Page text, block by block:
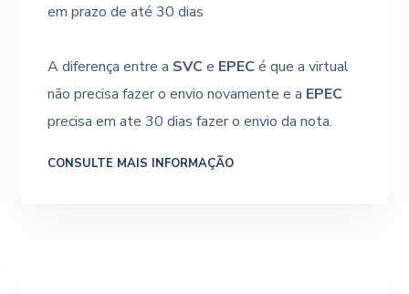
em prazo de até 30 dias
A diferença entre a SVC e EPEC é que a virtual
não precisa fazer o envio novamente e a EPEC
precisa em ate 30 dias fazer o envio da nota.
CONSULTE MAIS INFORMAÇÃO